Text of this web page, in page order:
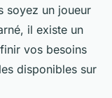
soyez un joueur
il existe un
vos besoins
disponibles sur